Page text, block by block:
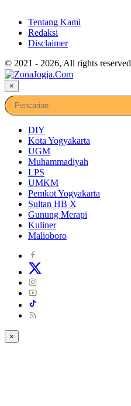
Tentang Kami
Redaksi
Disclaimer
© 2021 - 2026, All rights reserved
×
DIY
Kota Yogyakarta
UGM
Muhammadiyah
LPS
UMKM
Pemkot Yogyakarta
Sultan HB X
Gunung Merapi
Kuliner
Malioboro
×